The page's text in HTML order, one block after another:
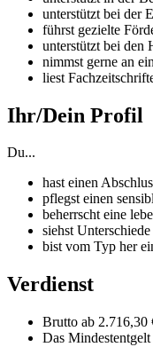
unterstützt bei der
führst gezielte
unterstützt bei den
nimmst gerne an
liest
Ihr/Dein Profil
Du...
hast einen
pflegst einen
beherrscht eine
siehst
bist vom Typ her
Verdienst
Brutto ab 2.716,30
Das